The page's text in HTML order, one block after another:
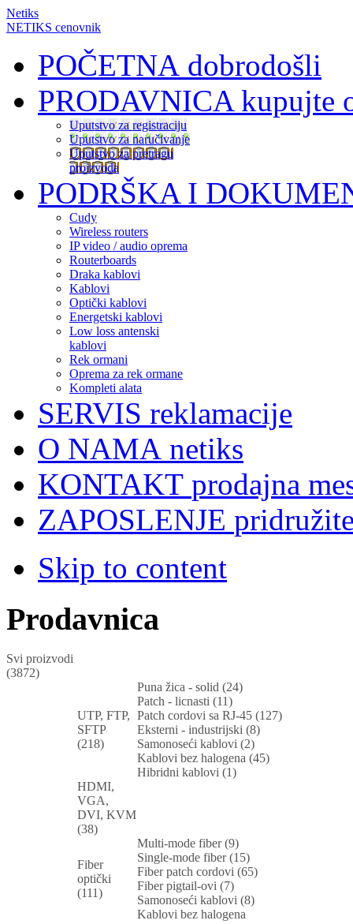
Netiks
NETIKS cenovnik
POČETNA dobrodošli
PRODAVNICAkupujte
Uputstvo za registraciju
Uputstvo za naručivanje
Uputstvo za pretragu
proizvoda
PODRŠKA I
Cudy
Wireless routers
IP video / audio oprema
Routerboards
Draka kablovi
Kablovi
Optički kablovi
Energetski kablovi
Low loss antenski
kablovi
Rek ormani
Oprema za rek ormane
Kompleti alata
SERVIS reklamacije
O NAMA netiks
KONTAKT prodajna
ZAPOSLENJE
Skip to content
Prodavnica
Svi proizvodi
(3872)
UTP, FTP,
SFTP
(218)
Puna žica - solid (24)
Patch - licnasti (11)
Patch cordovi sa RJ-45 (127)
Eksterni - industrijski (8)
Samonoseći kablovi (2)
Kablovi bez halogena (45)
Hibridni kablovi (1)
HDMI,
VGA,
DVI, KVM
(38)
Fiber
optički
(111)
Multi-mode fiber (9)
Single-mode fiber (15)
Fiber patch cordovi (65)
Fiber pigtail-ovi (7)
Samonoseći kablovi (8)
Kablovi bez halogena